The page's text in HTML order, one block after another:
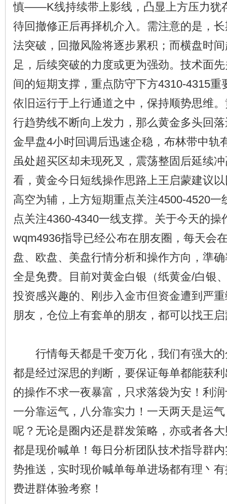
慎——K线持续带上影线，凸显上方压力犹
待回撤修正后再择机介入。需注意的是，
法突破，回撤风险将逐步累积；而横盘时
足，后续突破的力度或更为强劲。技术面
间的短期支撑，重点防守下方4310-4315重
依旧运行于上行通道之中，保持顺势思维
行趋势线不断向上发力，那么黄金多头回
金早盘4小时回调后迅速企稳，布林带中轨
虽处超买区却未现死叉，震荡整固后延续
看，黄金今日短线操作思路上王启蒙建议
高空为辅，上方短期重点关注4500-4520一
点关注4360-4340一线支撑。关于今天的操
wqm4936指导已经公布在朋友圈，每天会
盘、欧盘、美盘行情分析和操作方向，準
全是免费。目前对黄金白银（纸黄金/白银
投资感兴趣的、刚步入金市但资金遭到严
朋友，仓位上有套单的朋友，都可以找王
行情每天都是千变万化，我们有强大的
都是经过深思的判断，要保证每单都能获
的操作不求一夜暴富，只求落袋为安！利
一分靠运气，八分靠实力！一天两天是运
呢？无论是圈内还是群发策略，亦或者各
都是现价喊单！每日分析团队技术指导群
势推送，实时现价喊单每单进场都有理丶
费进群体验考察！